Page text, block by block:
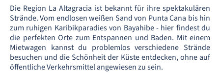
Die Region La Altagracia ist bekannt für ihre spektakulären
Strände. Vom endlosen weißen Sand von Punta Cana bis hin
zum ruhigen Karibikparadies von Bayahibe - hier findest du
die perfekten Orte zum Entspannen und Baden. Mit einem
Mietwagen kannst du problemlos verschiedene Strände
besuchen und die Schönheit der Küste entdecken, ohne auf
öffentliche Verkehrsmittel angewiesen zu sein.